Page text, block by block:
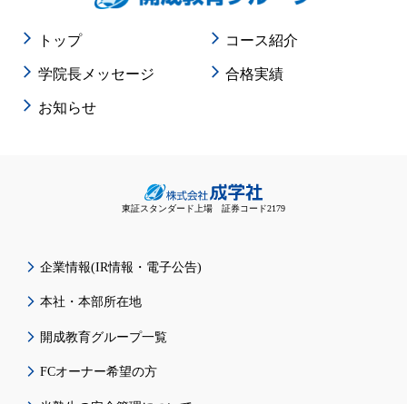
トップ コース紹介
学院長メッセージ 合格実績
お知らせ
東証スタンダード上場 証券コード2179
企業情報(IR情報・電子公告)
本社・本部所在地
開成教育グループ一覧
FCオーナー希望の方